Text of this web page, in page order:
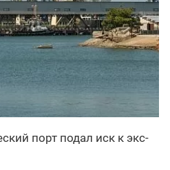
порт подал иск к экс-